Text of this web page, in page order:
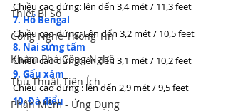
Thiết Bị Số
Công Nghệ Thông Tin
Khám Phá Công Nghệ
Thủ Thuật Tiện Ích
Phần Mềm - Ứng Dụng
Chiều cao đứng: lên đến 3,4 mét / 11,3 feet
7. Hổ Bengal
Chiều cao đứng: Lên đến 3,2 mét / 10,5 feet
8. Nai sừng tấm
Chiều cao đứng: lên đến 3,1 mét / 10,2 feet
9. Gấu xám
Chiều cao đứng : lên đến 2,9 mét / 9,5 feet
10. Đà điểu